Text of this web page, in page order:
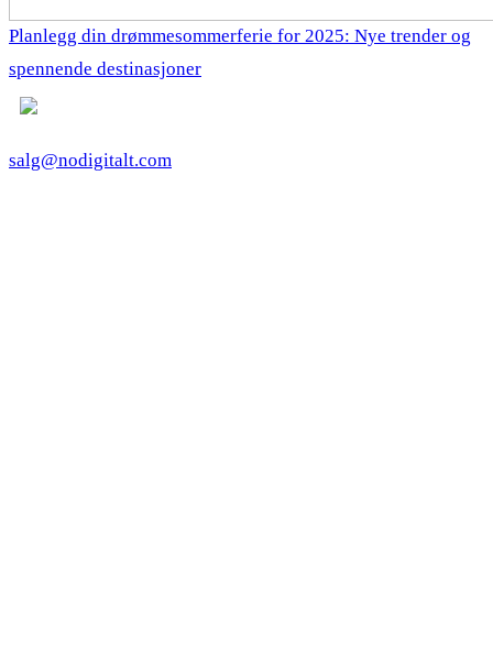
Planlegg din drømmesommerferie for 2025: Nye trender og
spennende destinasjoner
salg@nodigitalt.com